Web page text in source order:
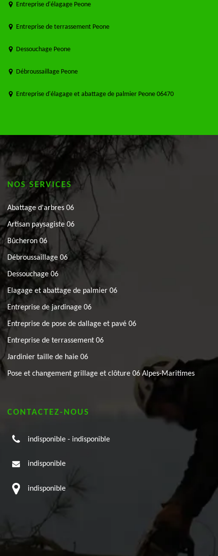
Entreprise d'élagage Peone
Entreprise de terrassement Peone
Dessouchage Peone
Débroussaillage Peone
Entreprise d'élagage et abattage de palmier Peone 06470
NOS SERVICES
Abattage d'arbres 06
Artisan paysagiste 06
Bûcheron 06
Débroussaillage 06
Dessouchage 06
Elagage et abattage de palmier 06
Entreprise de jardinage 06
Entreprise de pose de dallage et pavé 06
Entreprise de terrassement 06
Jardinier taille de haie 06
Pose et changement grillage et clôture 06 Alpes-Maritimes
CONTACTEZ-NOUS
indisponible - indisponible
indisponible
indisponible